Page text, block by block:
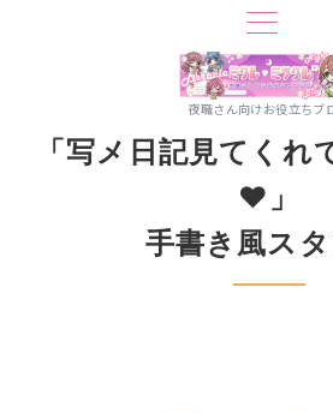
夜職さん向けお役立ちブ
「写メ日記見てくれ
♥」
手書き風ス